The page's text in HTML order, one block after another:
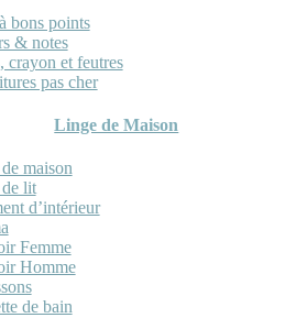
bons points
& notes
crayon et feutres
pas cher
Linge de Maison
maison
lit
d’intérieur
Femme
Homme
de bain